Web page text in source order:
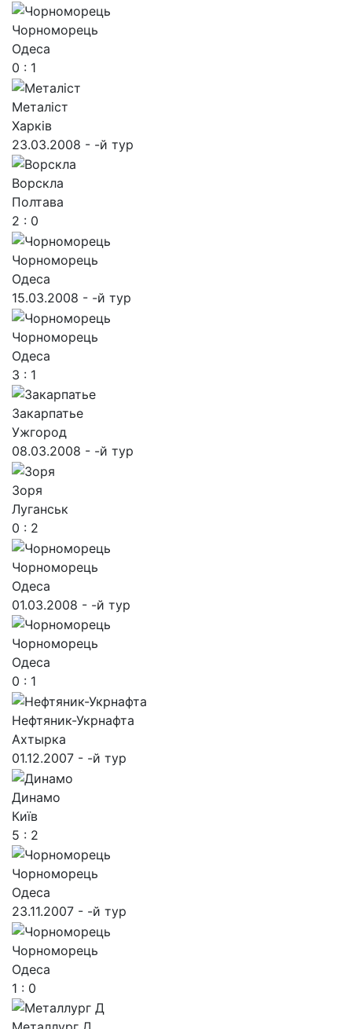
Чорноморець
Одеса
0 : 1
Металіст
Харків
23.03.2008 - -й тур
Ворскла
Полтава
2 : 0
Чорноморець
Одеса
15.03.2008 - -й тур
Чорноморець
Одеса
3 : 1
Закарпатье
Ужгород
08.03.2008 - -й тур
Зоря
Луганськ
0 : 2
Чорноморець
Одеса
01.03.2008 - -й тур
Чорноморець
Одеса
0 : 1
Нефтяник-Укрнафта
Ахтырка
01.12.2007 - -й тур
Динамо
Київ
5 : 2
Чорноморець
Одеса
23.11.2007 - -й тур
Чорноморець
Одеса
1 : 0